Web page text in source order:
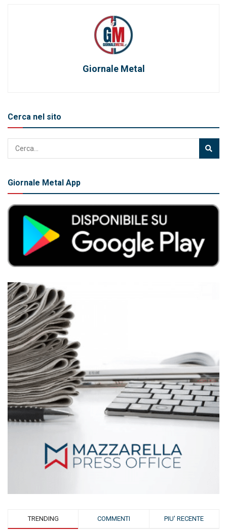
Giornale Metal
Cerca nel sito
Giornale Metal App
TRENDING COMMENTI PIU' RECENTE